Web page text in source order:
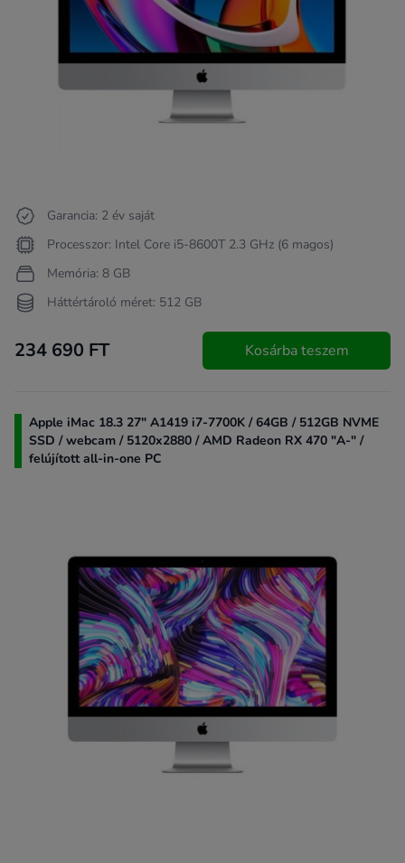
Garancia: 2 év saját
Processzor: Intel Core i5-8600T 2.3 GHz (6 magos)
Memória: 8 GB
Háttértároló méret: 512 GB
234 690 FT Kosárba teszem
Apple iMac 18.3 27" A1419 i7-7700K / 64GB / 512GB NVME
SSD / webcam / 5120x2880 / AMD Radeon RX 470 "A-" /
felújított all-in-one PC